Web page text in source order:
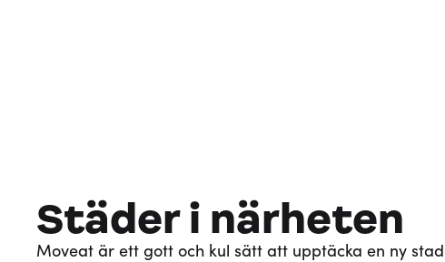
Städer i närheten
Moveat är ett gott och kul sätt att upptäcka en ny